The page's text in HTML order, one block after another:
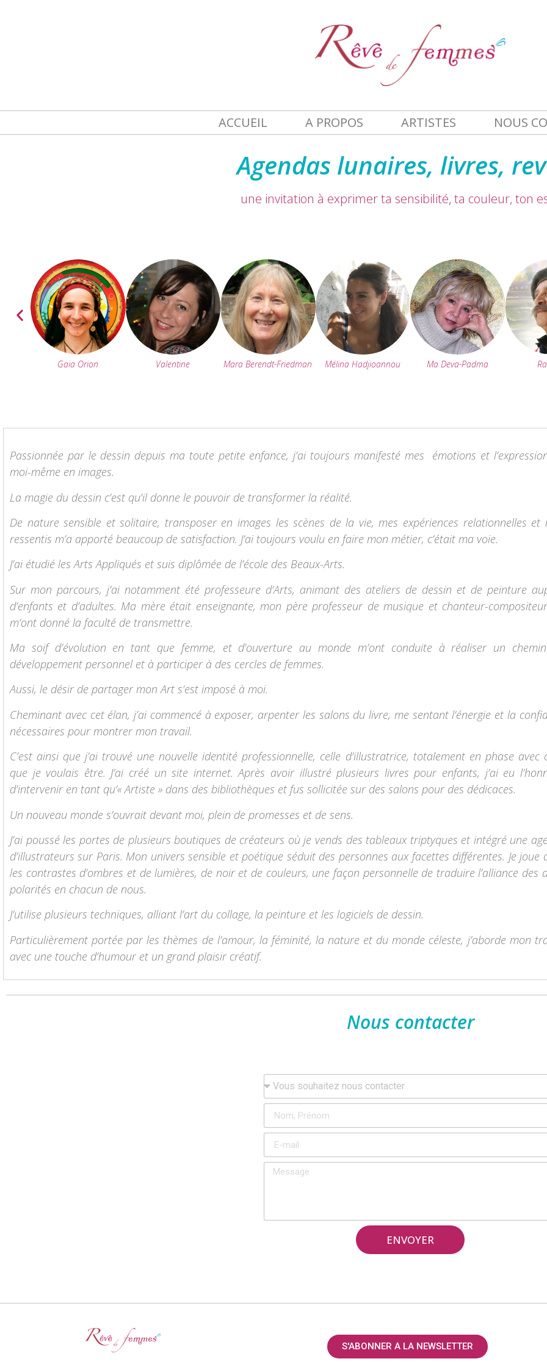
ACCUEIL A PROPOS ARTISTES NOUS
Agendas lunaires, livres,
une invitation à exprimer ta sensibilité, ta couleur, ton
Gaia Orion Valentine Mara Berendt-Friedman Mélina Hadjioannou Ma Deva-Padma
Passionnée par le dessin depuis ma toute petite enfance, j’ai toujours manifesté mes émotions et
moi-même en images.
La magie du dessin c’est qu’il donne le pouvoir de transformer la réalité.
De nature sensible et solitaire, transposer en images les scènes de la vie, mes expériences relationnelles et
ressentis m’a apporté beaucoup de satisfaction. J’ai toujours voulu en faire mon métier, c’était ma voie.
J’ai étudié les Arts Appliqués et suis diplômée de l’école des Beaux-Arts.
Sur mon parcours, j’ai notamment été professeure d’Arts, animant des ateliers de dessin et de peinture
d’enfants et d’adultes. Ma mère était enseignante, mon père professeur de musique et chanteur-
m’ont donné la faculté de transmettre.
Ma soif d’évolution en tant que femme, et d’ouverture au monde m’ont conduite à réaliser un
développement personnel et à participer à des cercles de femmes.
Aussi, le désir de partager mon Art s’est imposé à moi.
Cheminant avec cet élan, j’ai commencé à exposer, arpenter les salons du livre, me sentant l’énergie et la
nécessaires pour montrer mon travail.
C’est ainsi que j’ai trouvé une nouvelle identité professionnelle, celle d’illustratrice, totalement en phase avec
que je voulais être. J’ai créé un site internet. Après avoir illustré plusieurs livres pour enfants, j’ai eu
d’intervenir en tant qu’« Artiste » dans des bibliothèques et fus sollicitée sur des salons pour des dédicaces.
Un nouveau monde s’ouvrait devant moi, plein de promesses et de sens.
J’ai poussé les portes de plusieurs boutiques de créateurs où je vends des tableaux triptyques et intégré une
d’illustrateurs sur Paris. Mon univers sensible et poétique séduit des personnes aux facettes différentes. Je joue
les contrastes d’ombres et de lumières, de noir et de couleurs, une façon personnelle de traduire l’alliance des
polarités en chacun de nous.
J’utilise plusieurs techniques, alliant l’art du collage, la peinture et les logiciels de dessin.
Particulièrement portée par les thèmes de l’amour, la féminité, la nature et du monde céleste, j’aborde mon
avec une touche d’humour et un grand plaisir créatif.
Nous contacter
ENVOYER
S'ABONNER A LA NEWSLETTER